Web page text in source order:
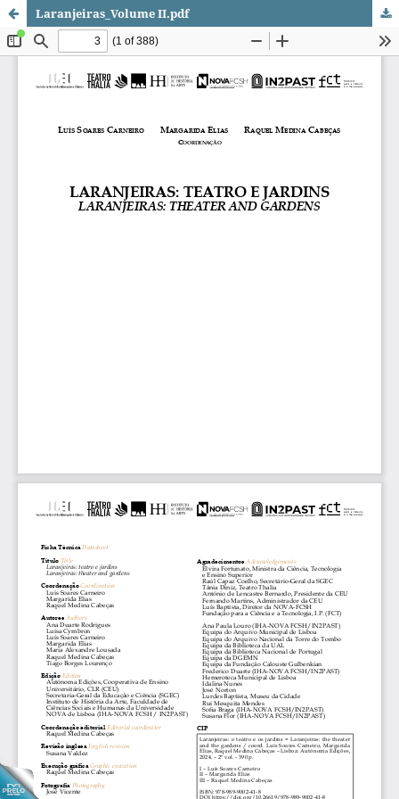
Laranjeiras_Volume II.pdf